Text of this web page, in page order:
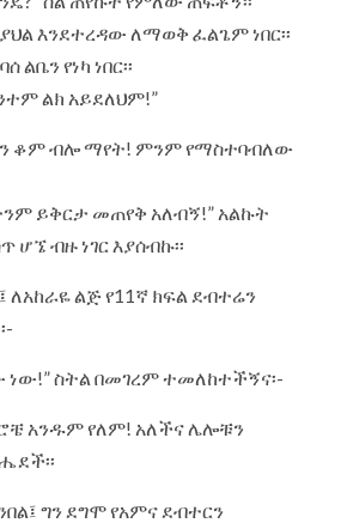
እንደተረዳው ለማወቅ ፈልጌም ነበር፡፡
የነካ ነበር፡፡
ልክ አይደለህም!”
ቆም ብሎ ማየት! ምንም የማስተባብለው
ይቅርታ መጠየቅ አለብኝ!” አልኩት
ብዙ ነገር እያሰብኩ፡፡
ለአከራዬ ልጅ የ11ኛ ክፍል ደብተሬን
ስትል በመገረም ተመለከተችኝና፡-
አንዱም የለም! አለችና ሌሎቹን
ግን ደግሞ የአምና ደብተርን